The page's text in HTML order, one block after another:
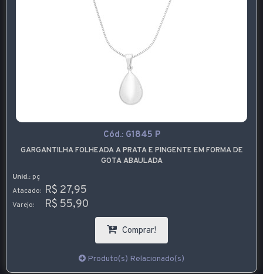
Cód.: G1845 P
GARGANTILHA FOLHEADA A PRATA E PINGENTE EM FORMA DE
GOTA ABAULADA
Unid.: pç
Atacado: R$ 27,95
Varejo: R$ 55,90
Comprar!
Produto(s) Relacionado(s)